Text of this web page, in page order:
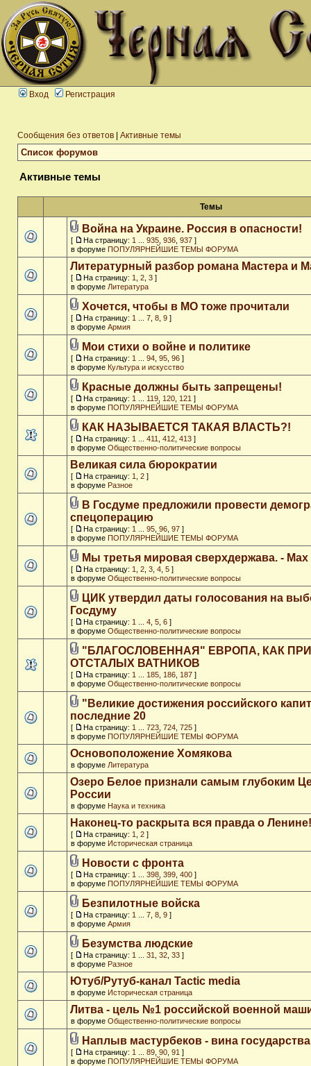
Вход Регистрация
Сообщения без ответов Активные темы
Список форумов
Активные темы
Темы
Война на Украине. Россия в опасности!
[ На страницу: 1 935 936 937 ]
в форуме ПОПУЛЯРНЕЙШИЕ ТЕМЫ ФОРУМА
Литературный разбор романа Мастера и
[ На страницу: 1 2 3 ]
в форуме Литература
Хочется, чтобы в МО тоже прочитали
[ На страницу: 1 7 8 9 ]
в форуме Армия
Мои стихи о войне и политике
[ На страницу: 1 94 95 96 ]
в форуме Культура и искусство
Красные должны быть запрещены!
[ На страницу: 1 119 120 121 ]
в форуме ПОПУЛЯРНЕЙШИЕ ТЕМЫ ФОРУМА
КАК НАЗЫВАЕТСЯ ТАКАЯ ВЛАСТЬ?!
[ На страницу: 1 411 412 413 ]
в форуме Общественно-политические вопросы
Великая сила бюрократии
[ На страницу: 1 2 ]
в форуме Разное
В Госдуме предложили провести
спецоперацию
[ На страницу: 1 95 96 97 ]
в форуме ПОПУЛЯРНЕЙШИЕ ТЕМЫ ФОРУМА
Мы третья мировая сверхдержава. - Max
[ На страницу: 1 2 3 4 5 ]
в форуме Общественно-политические вопросы
ЦИК утвердил даты голосования на
Госдуму
[ На страницу: 1 4 5 6 ]
в форуме Общественно-политические вопросы
"БЛАГОСЛОВЕННАЯ" ЕВРОПА, КАК
ОТСТАЛЫХ ВАТНИКОВ
[ На страницу: 1 185 186 187 ]
в форуме Общественно-политические вопросы
"Великие достижения российского
последние 20
[ На страницу: 1 723 724 725 ]
в форуме ПОПУЛЯРНЕЙШИЕ ТЕМЫ ФОРУМА
Основоположение Хомякова
в форуме Литература
Озеро Белое признали самым глубоким
России
в форуме Наука и техника
Наконец-то раскрыта вся правда о Ленине!
[ На страницу: 1 2 ]
в форуме Историческая страница
Новости с фронта
[ На страницу: 1 398 399 400 ]
в форуме ПОПУЛЯРНЕЙШИЕ ТЕМЫ ФОРУМА
Безпилотные войска
[ На страницу: 1 7 8 9 ]
в форуме Армия
Безумства людские
[ На страницу: 1 31 32 33 ]
в форуме Разное
Ютуб/Рутуб-канал Tactic media
в форуме Историческая страница
Литва - цель №1 российской военной
в форуме Общественно-политические вопросы
Наплыв мастурбеков - вина государства
[ На страницу: 1 89 90 91 ]
в форуме ПОПУЛЯРНЕЙШИЕ ТЕМЫ ФОРУМА